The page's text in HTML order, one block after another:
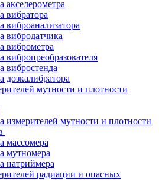
акселерометра
вибратора
виброанализатора
вибродатчика
виброметра
вибропреобразователя
вибростенда
дозкалибратора
мутности и плотности
измерителей мутности и плотности
массомера
мутномера
натриймера
радиации и опасных